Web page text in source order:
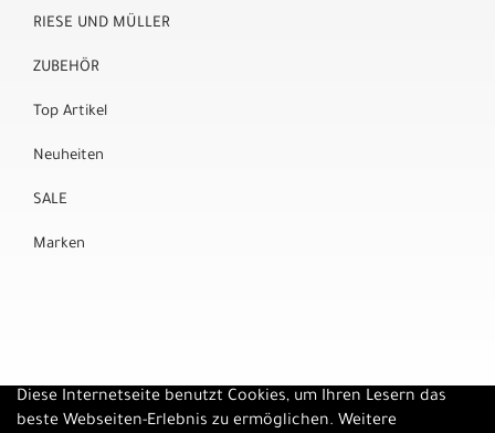
RIESE UND MÜLLER
ZUBEHÖR
Top Artikel
Neuheiten
SALE
Marken
Diese Internetseite benutzt Cookies, um Ihren Lesern das
beste Webseiten-Erlebnis zu ermöglichen. Weitere